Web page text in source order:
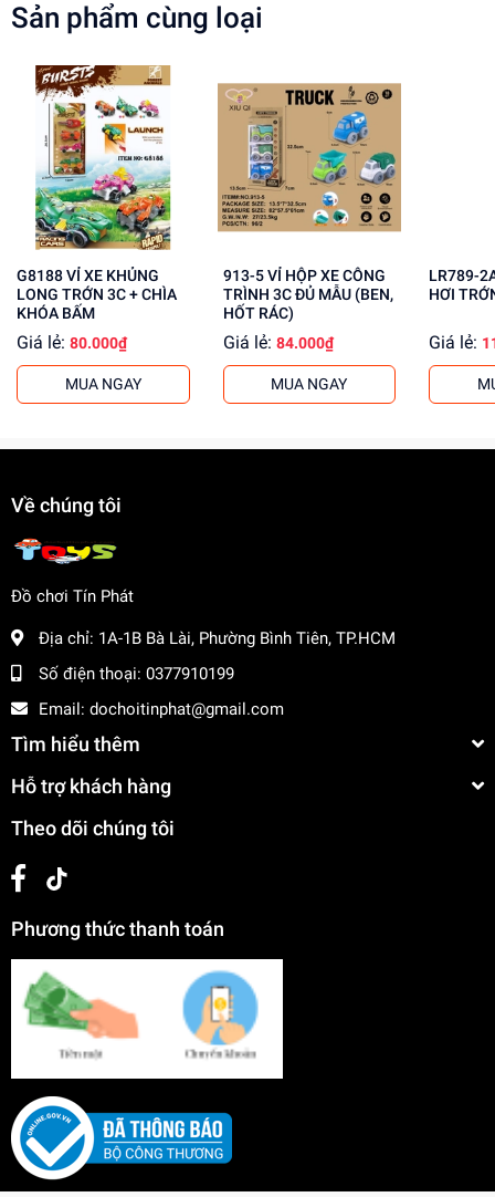
Tránh để đồ chơi ở nơi ẩm ướt hoặc quá nóng
Lợi Ích Phát Triển
Kích thích tư duy và sự sáng tạo của trẻ
Phát triển kỹ năng phối hợp tay mắt
Giúp trẻ hiểu biết về các phương tiện cứu hỏa
Mua ngay tạidochoitinphat.com, chúng tôi cung cấp giá sỉ
cho khách buôn. Liên hệ ngay để có giá tốt nhất!
Sản phẩm cùng loại
G8188 VỈ XE KHỦNG
LONG TRỚN 3C + CHÌA
KHÓA BẤM
Giá lẻ: 80.000₫
MUA NGAY
913-5 VỈ HỘP XE CÔNG
TRÌNH 3C ĐỦ MẪU (BEN,
HỐT RÁC)
Giá lẻ: 84.000₫
MUA NGAY
LR789-2A VỈ HỘP
HƠI
Giá lẻ:
Về chúng tôi
Đồ chơi Tín Phát
Địa chỉ: 1A-1B Bà Lài, Phường Bình Tiên, TP.HCM
Số điện thoại: 0377910199
Email: dochoitinphat@gmail.com
Tìm hiểu thêm
Hỗ trợ khách hàng
Theo dõi chúng tôi
Phương thức thanh toán